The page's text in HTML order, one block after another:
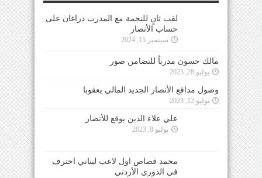
لقب ثانٍ للنجمة مع المدرب دراغان على
حساب الأنصار
سبتمبر 15, 2024
مالك حسون مدرباً للتضامن صور
يوليو 28, 2023
وصول مدافع الأنصار الجديد المالي يعقوبا
يوليو 12, 2023
علي علاء الدين يوقع للأنصار
يوليو 8, 2023
محمد قصاص اول لاعب لبناني احترف
في الدوري الأردني